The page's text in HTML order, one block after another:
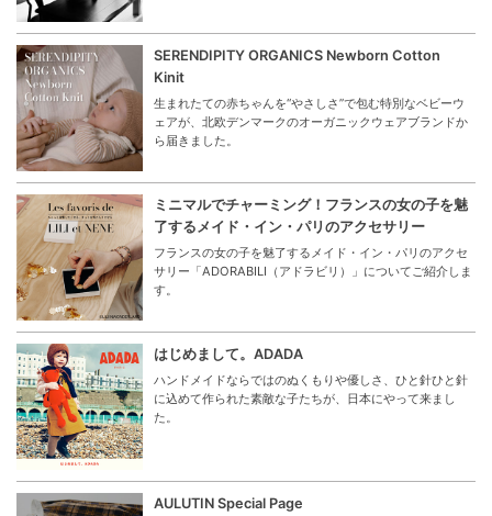
SERENDIPITY ORGANICS Newborn Cotton
Kinit
生まれたての赤ちゃんを“やさしさ”で包む特別なベビーウ
ェアが、北欧デンマークのオーガニックウェアブランドか
ら届きました。
ミニマルでチャーミング！フランスの女の子を魅
了するメイド・イン・パリのアクセサリー
フランスの女の子を魅了するメイド・イン・パリのアクセ
サリー「ADORABILI（アドラビリ）」についてご紹介しま
す。
はじめまして。ADADA
ハンドメイドならではのぬくもりや優しさ、ひと針ひと針
に込めて作られた素敵な子たちが、日本にやって来まし
た。
AULUTIN Special Page